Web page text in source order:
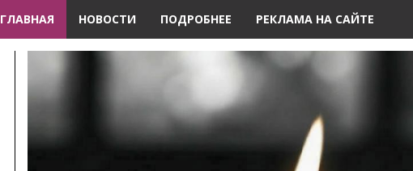
ГЛАВНАЯ НОВОСТИ ПОДРОБНЕЕ РЕКЛАМА НА САЙТЕ